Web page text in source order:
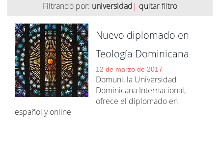
Filtrando por: universidad | quitar filtro
Nuevo diplomado en
Teología Dominicana
12 de marzo de 2017
Domuni, la Universidad
Dominicana Internacional,
ofrece el diplomado en
español y online